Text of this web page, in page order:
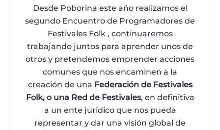
Desde Poborina este año realizamos el
segundo Encuentro de Programadores de
Festivales Folk , continuaremos
trabajando juntos para aprender unos de
otros y pretendemos emprender acciones
comunes que nos encaminen a la
creación de una Federación de Festivales
Folk, o una Red de Festivales, en definitiva
a un ente jurídico que nos pueda
representar y dar una visión global de